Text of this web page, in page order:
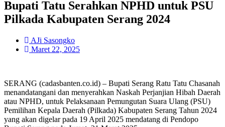
Bupati Tatu Serahkan NPHD untuk PSU
Pilkada Kabupaten Serang 2024
AJi Sasongko
Maret 22, 2025
SERANG (cadasbanten.co.id) – Bupati Serang Ratu Tatu Chasanah
menandatangani dan menyerahkan Naskah Perjanjian Hibah Daerah
atau NPHD, untuk Pelaksanaan Pemungutan Suara Ulang (PSU)
Pemilihan Kepala Daerah (Pilkada) Kabupaten Serang Tahun 2024
yang akan digelar pada 19 April 2025 mendatang di Pendopo